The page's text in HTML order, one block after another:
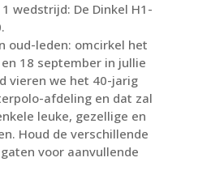
wedstrijd: De Dinkel H1-
oud-leden: omcirkel het
18 september in jullie
vieren we het 40-jarig
afdeling en dat zal
leuke, gezellige en
Houd de verschillende
voor aanvullende